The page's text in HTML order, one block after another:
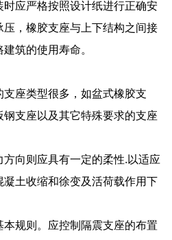
应严格按照设计纸进行正确安
，橡胶支座与上下结构之间接
筑的使用寿命。
座类型很多，如盆式橡胶支
支座以及其它特殊要求的支座
向则应具有一定的柔性.以适应
土收缩和徐变及活荷载作用下
本规则。应控制隔震支座的布置